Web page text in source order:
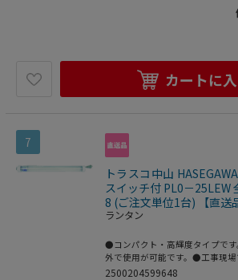
カートに
7
トラスコ中山
スイッチ付 PL0－
8 (ご注文単位1台) 【直送
ランタン
●コンパクト・高輝度タイプで
外で使用が可能です。●工事現
ネス設計です。●長期使用を前提
2500204599648